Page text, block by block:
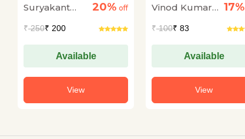
Suryakant Tripathi
Suryakant
20% off
₹250₹ 200
Available
View
Vinod Kumar
17%
₹100₹ 83
Available
View